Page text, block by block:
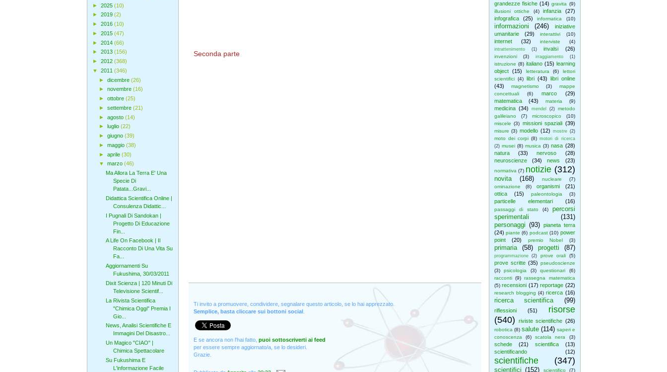
grandezze fisiche (14) gravita (9)
illusioni ottiche
(4) infanzia
(27)
infografica
(25) informatica (10)
informazioni (246)
iniziative
umanitarie
(29) interattivi (10)
internet (32) interviste (4)
intrattenimento (1) invalsi (26)
invenzioni (3) irraggiamento (1)
istruzione (8) italiano (15) learning
object
(15) letteratura (6)
lettori
scientifici (4) libri (43) libri online
(43)
magnetismo (3)
mappe
concettuali
(6) marco
(29)
matematica
(43) materia (9)
medicina (34) mendel (2)
metodo
galileiano
(7) microscopico
(10)
miscele (3) missioni spaziali (39)
misure (3) modello (12) mostre (2)
moto dei corpi (8) motori di ricerca
(2) musei (8) musica (3) nasa (28)
natura
(33) nervoso
(28)
neuroscienze
(34) news (23)
normativa (7) notizie (312)
novita (168) nucleare
(7)
ominazione
(8) organismi
(21)
ottica
(15) paleontologia (3)
particelle elementari (16)
passaggi di stato (4)
percorsi
sperimentali
(131)
personaggi (93)
pianeta terra
(24) piante (6) podcast (10) power
point
(20) premio Nobel (3)
primaria (58) progetti (87)
programmazione (2) prove orali (5)
prove scritte (35) pseudoscienze
(3)
psicologia (3) questionari
(6)
racconti (9) rassegna matematica
(5) recensioni (17) reportage (22)
research blogging (4) ricerca (16)
ricerca scientifica (99)
riflessioni (51)
risorse
(540)
riviste scientifiche (26)
robotica (8) salute (114) saperi e
conoscenza
(6) scatola nera (3)
schede (21) scientifica
(13)
scientificando
(12)
scientifiche (347)
scientifici (152) scientifico (7)
Seconda parte
Ti invito a promuovere, condividere, segnalare questo articolo, se lo hai apprezzato.
Semplice, basta cliccare sui bottoni social.
E se ancora non l'hai fatto, puoi sottoscriverti ai feed
per essere sempre aggiornato/a, se lo desideri.
Grazie.
► 2025 (10)
► 2019 (2)
► 2016 (10)
► 2015 (47)
► 2014 (66)
► 2013 (156)
► 2012 (368)
▼ 2011 (346)
► dicembre (26)
► novembre (16)
► ottobre (25)
► settembre (21)
► agosto (14)
►
luglio (22)
► giugno (39)
► maggio (38)
► aprile (30)
▼ marzo (46)
Ma Allora La Terra E' Una
Specie Di
Patata...Gravi...
Didattica Scientifica Online |
Consulenza Didattic...
I Pugnali Di Sandokan |
Progetto Di Educazione
Fin...
A Life On Facebook | Il
Racconto Di Una Vita Su
Fa...
Aggiornamenti Su
Fukushima, 30/03/2011
Dixit Scienza | 120 Minuti Di
Televisione Scientif...
La Rivista Scientifica
"Chimica Oggi" Premia I
Gio...
News, Analisi Scientifiche E
Immagini Del Disastro...
Un Magico "CIAO" |
Chimica Spettacolare
Su Fukushima E
L'informazione Facile